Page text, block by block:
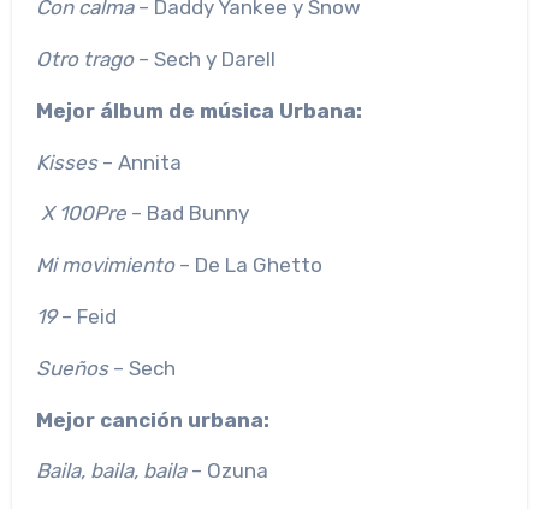
Con calma– Daddy Yankee y Snow
Otro trago– Sech y Darell
Mejor álbum de música Urbana:
Kisses– Annita
X 100Pre– Bad Bunny
Mi movimiento– De La Ghetto
19– Feid
Sueños– Sech
Mejor canción urbana:
Baila, baila, baila– Ozuna